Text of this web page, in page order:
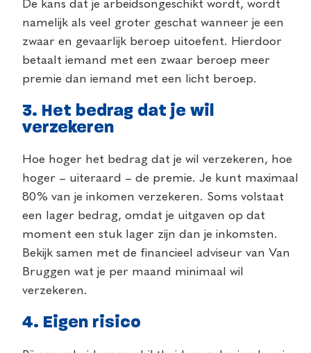
De kans dat je arbeidsongeschikt wordt, wordt
namelijk als veel groter geschat wanneer je een
zwaar en gevaarlijk beroep uitoefent. Hierdoor
betaalt iemand met een zwaar beroep meer
premie dan iemand met een licht beroep.
3. Het bedrag dat je wil
verzekeren
Hoe hoger het bedrag dat je wil verzekeren, hoe
hoger – uiteraard – de premie. Je kunt maximaal
80% van je inkomen verzekeren. Soms volstaat
een lager bedrag, omdat je uitgaven op dat
moment een stuk lager zijn dan je inkomsten.
Bekijk samen met de financieel adviseur van Van
Bruggen wat je per maand minimaal wil
verzekeren.
4. Eigen risico